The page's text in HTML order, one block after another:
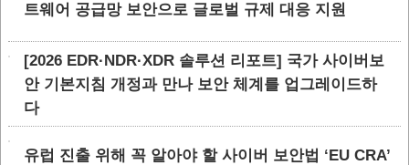
트웨어 공급망 보안으로 글로벌 규제 대응 지원
[2026 EDR·NDR·XDR 솔루션 리포트] 국가 사이버보
안 기본지침 개정과 만나 보안 체계를 업그레이드하
다
유럽 진출 위해 꼭 알아야 할 사이버 보안법 ‘EU CRA’